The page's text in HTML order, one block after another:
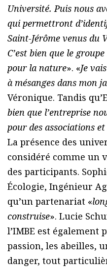
Université. Puis nous
qui permettront
Saint-Jérôme venus du
C’est bien que le
pour la nature». «Je
à mésanges dans mon
Véronique. Tandis
bien que l’entreprise
pour des associations
La présence des
considéré comme un
des participants.
Écologie, Ingénieur
qu’un partenariat «
construise». Lucie
l’IMBE est également
passion, les abeilles,
danger, tout